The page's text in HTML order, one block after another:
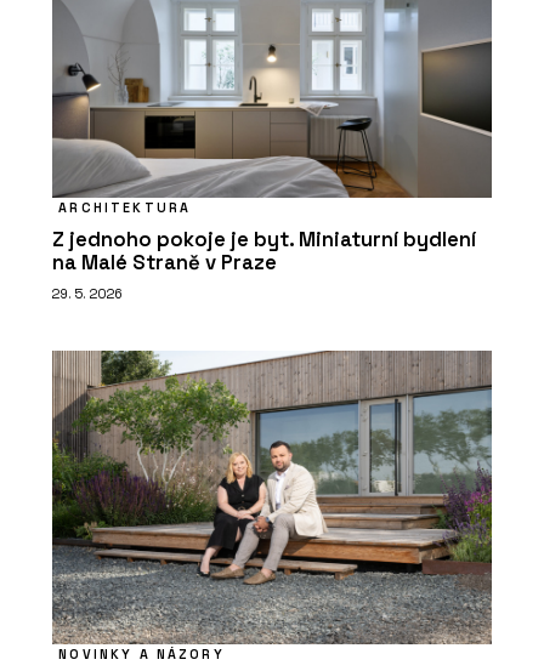
ARCHITEKTURA
Z jednoho pokoje je byt. Miniaturní bydlení
na Malé Straně v Praze
29. 5. 2026
NOVINKY A NÁZORY